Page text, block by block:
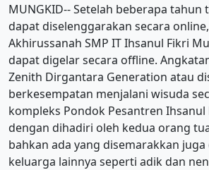
MUNGKID-- Setelah beberapa tahun
dapat diselenggarakan secara
Akhirussanah SMP IT Ihsanul Fikri
dapat digelar secara offline.
Zenith Dirgantara Generation atau
berkesempatan menjalani wisuda
kompleks Pondok Pesantren Ihsanul
dengan dihadiri oleh kedua orang
bahkan ada yang disemarakkan
keluarga lainnya seperti adik dan